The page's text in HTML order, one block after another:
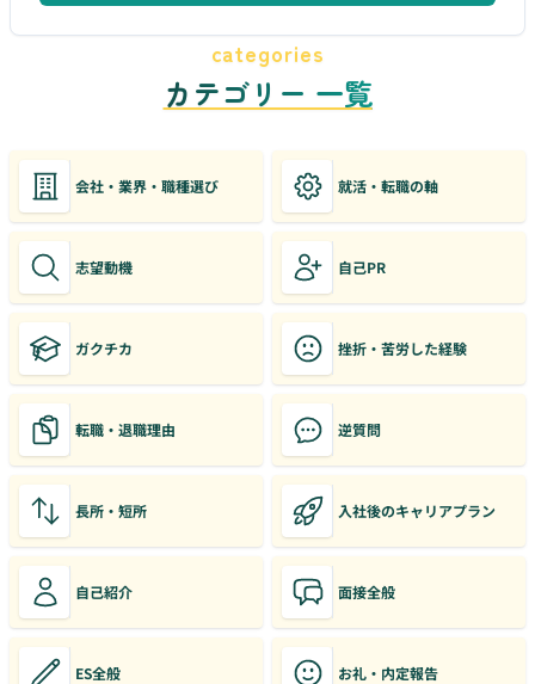
categories
カテゴリー 一覧
会社・業界・職種選び 就活・転職の軸
志望動機 自己PR
ガクチカ 挫折・苦労した経験
転職・退職理由 逆質問
長所・短所 入社後のキャリアプラン
自己紹介 面接全般
ES全般 お礼・内定報告